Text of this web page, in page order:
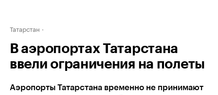
Татарстан
В аэропортах Татарстана
ввели ограничения на полеты
Аэропорты Татарстана временно не принимают